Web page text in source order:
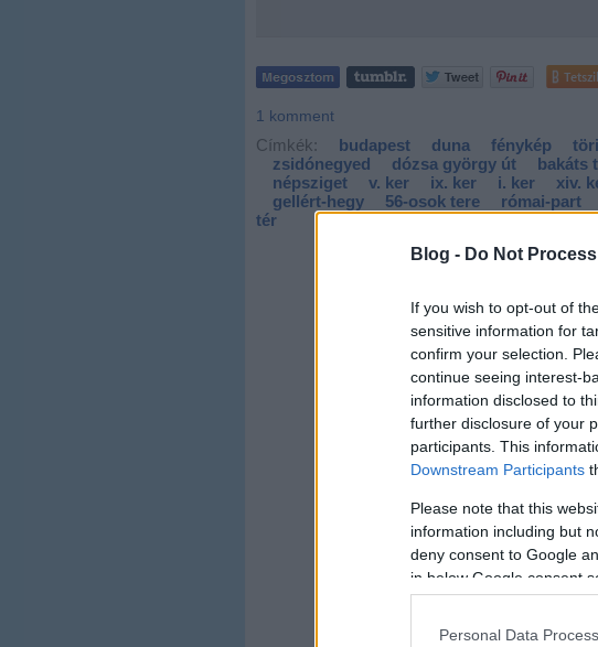
Blog - Do Not
If you wish to opt-out of
sensitive information for
confirm your selection.
continue seeing interest-
information disclosed to
further disclosure of your
participants. This
Downstream Participants
Please note that this
information including but
deny consent to Google
in below Google consent
Personal Data
1 komment
Címkék: budapest duna fénykép töri
zsidónegyed
dózsa györgy út bakáts
népsziget
v. ker ix. ker i. ker xiv.
gellért-hegy
56-osok tere római-part
tér